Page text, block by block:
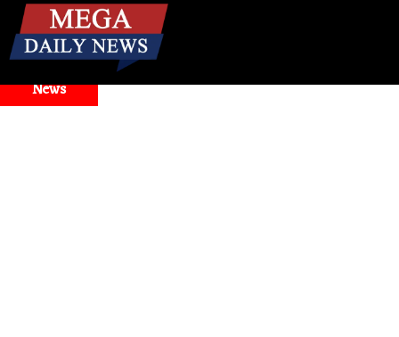
News